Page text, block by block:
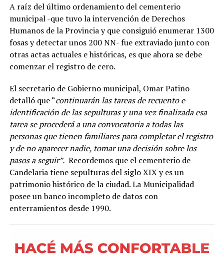
A raíz del último ordenamiento del cementerio
municipal -que tuvo la intervención de Derechos
Humanos de la Provincia y que consiguió enumerar 1300
fosas y detectar unos 200 NN- fue extraviado junto con
otras actas actuales e históricas, es que ahora se debe
comenzar el registro de cero.
El secretario de Gobierno municipal, Omar Patiño
detalló que “continuarán las tareas de recuento e
identificación de las sepulturas y una vez finalizada esa
tarea se procederá a una convocatoria a todas las
personas que tienen familiares para completar el registro
y de no aparecer nadie, tomar una decisión sobre los
pasos a seguir”.Recordemos que el cementerio de
Candelaria tiene sepulturas del siglo XIX y es un
patrimonio histórico de la ciudad. La Municipalidad
posee un banco incompleto de datos con
enterramientos desde 1990.